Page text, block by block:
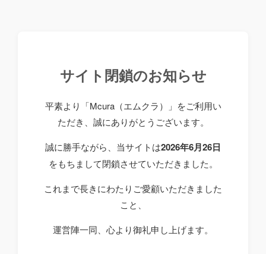
サイト閉鎖のお知らせ
平素より「Mcura（エムクラ）」をご利用い
ただき、誠にありがとうございます。
誠に勝手ながら、当サイトは2026年6月26日
をもちまして閉鎖させていただきました。
これまで長きにわたりご愛顧いただきました
こと、
運営陣一同、心より御礼申し上げます。